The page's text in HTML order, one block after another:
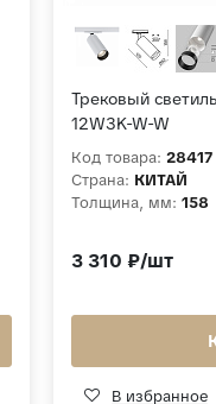
Трековый
12W3K-W-W
Код товара: 28417
Страна: КИТАЙ
Толщина, мм: 158
3 310 ₽/шт
В избранное